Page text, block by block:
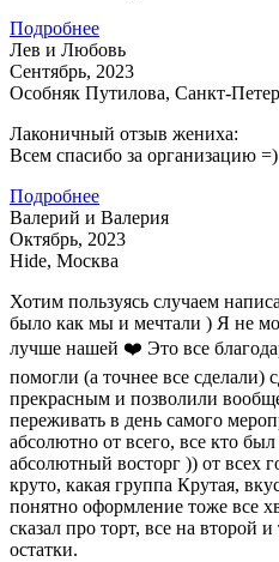
Подробнее
Лев и Любовь
Сентябрь, 2023
Особняк Путилова, Санкт-
Лаконичный отзыв жениха:
Всем спасибо за организацию =)
Подробнее
Валерий и Валерия
Октябрь, 2023
Hide, Москва
Хотим пользуясь случаем
было как мы и мечтали ) Я не
лучше нашей ❤️ Это все
помогли (а точнее все сделали)
прекрасным и позволили
переживать в день самого
абсолютно от всего, все кто
абсолютный восторг )) от всех
круто, какая группа Крутая,
понятно оформление тоже все
сказал про торт, все на второй
остатки.